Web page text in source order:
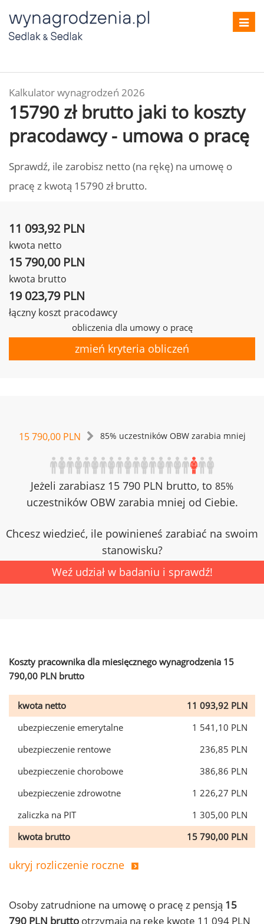
Kalkulator wynagrodzeń 2026
15790 zł brutto jaki to koszty
pracodawcy - umowa o pracę
Sprawdź, ile zarobisz netto (na rękę) na umowę o
pracę z kwotą 15790 zł brutto.
11 093,92 PLN
kwota netto
15 790,00 PLN
kwota brutto
19 023,79 PLN
łączny koszt pracodawcy
obliczenia dla umowy o pracę
zmień kryteria obliczeń
15 790,00 PLN 85% uczestników OBW zarabia mniej
Jeżeli zarabiasz 15 790 PLN brutto, to 85%
uczestników OBW zarabia mniej od Ciebie.
Chcesz wiedzieć, ile powinieneś zarabiać na swoim
stanowisku?
Weź udział w badaniu i sprawdź!
Koszty pracownika dla miesięcznego wynagrodzenia 15
790,00 PLN brutto
kwota netto
11 093,92 PLN
ubezpieczenie emerytalne
1 541,10 PLN
ubezpieczenie rentowe
236,85 PLN
ubezpieczenie chorobowe
386,86 PLN
ubezpieczenie zdrowotne
1 226,27 PLN
zaliczka na PIT
1 305,00 PLN
kwota brutto
15 790,00 PLN
ukryj rozliczenie roczne
Osoby zatrudnione na umowę o pracę z pensją 15
790 PLN brutto otrzymają na rękę kwotę 11 094 PLN